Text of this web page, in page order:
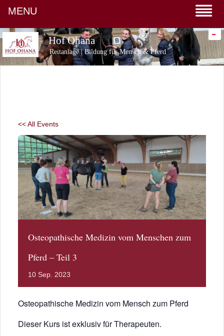
Hof Ohana
Reitanlage | Bildung für Mensch & Pferd
-
<< All Events
Osteopathische Medizin vom Menschen zum
Pferd – Teil 3
10 Sep. 2023
Osteopathische Medizin vom Mensch zum Pferd
Dieser Kurs ist exklusiv für Therapeuten.
MENU